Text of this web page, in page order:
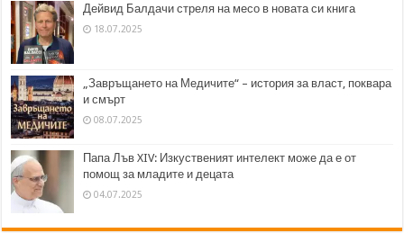
Дейвид Балдачи стреля на месо в новата си книга
18.07.2025
„Завръщането на Медичите“ – история за власт, поквара
и смърт
08.07.2025
Папа Лъв XIV: Изкуственият интелект може да е от
помощ за младите и децата
04.07.2025